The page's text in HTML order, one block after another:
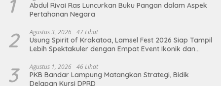
1
Abdul Rivai Ras Luncurkan Buku Pangan dalam Aspek
Pertahanan Negara
2 Agustus 3, 2026 47 Lihat
Usung Spirit of Krakatoa, Lamsel Fest 2026 Siap Tampil
Lebih Spektakuler dengan Empat Event Ikonik dan
3 Agustus 1, 2026 46 Lihat
PKB Bandar Lampung Matangkan Strategi, Bidik
Delapan Kursi DPRD